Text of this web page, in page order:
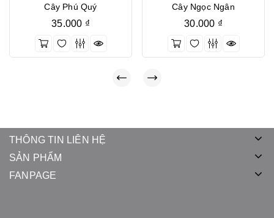
Cây Phú Quý
35.000 ₫
Cây Ngọc Ngân
30.000 ₫
THÔNG TIN LIÊN HỆ
SẢN PHẨM
FANPAGE